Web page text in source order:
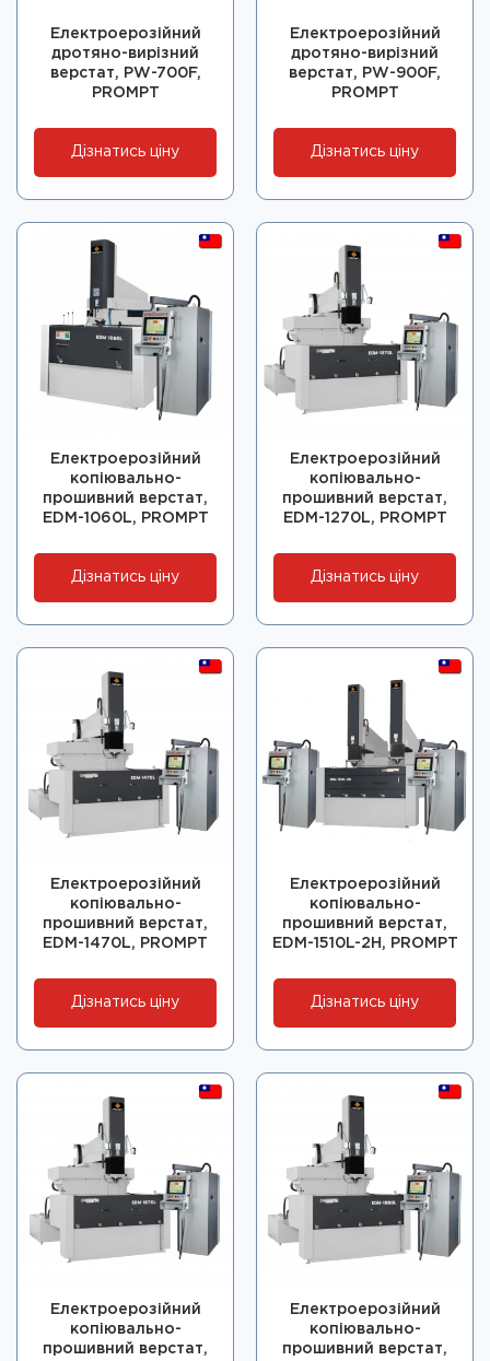
Електроерозійний
дротяно-вирізний
верстат, PW-700F,
PROMPT
Дізнатись ціну
Електроерозійний
дротяно-вирізний
верстат, PW-900F,
PROMPT
Дізнатись ціну
Електроерозійний
копіювально-
прошивний верстат,
EDM-1060L, PROMPT
Дізнатись ціну
Електроерозійний
копіювально-
прошивний верстат,
EDM-1270L, PROMPT
Дізнатись ціну
Електроерозійний
копіювально-
прошивний верстат,
EDM-1470L, PROMPT
Дізнатись ціну
Електроерозійний
копіювально-
прошивний верстат,
EDM-1510L-2H, PROMPT
Дізнатись ціну
Електроерозійний
копіювально-
прошивний верстат,
Електроерозійний
копіювально-
прошивний верстат,